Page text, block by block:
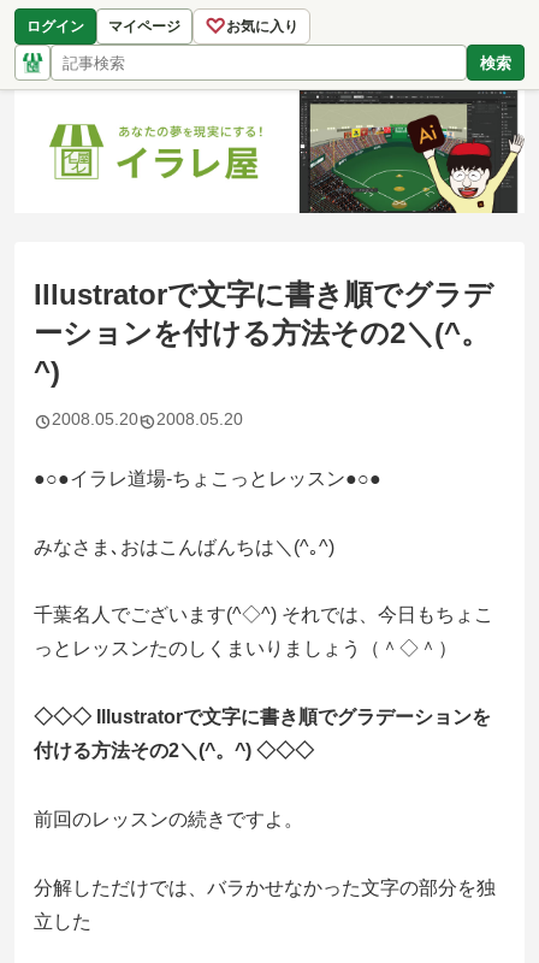
ログイン マイページ ♡お気に入り
検索
Illustratorで文字に書き順でグラデ
ーションを付ける方法その2＼(^。
^)
2008.05.20 2008.05.20
●○●イラレ道場-ちょこっとレッスン●○●
みなさま､おはこんばんちは＼(^｡^)
千葉名人でございます(^◇^) それでは、今日もちょこ
っとレッスンたのしくまいりましょう（＾◇＾）
◇◇◇ Illustratorで文字に書き順でグラデーションを
付ける方法その2＼(^。^) ◇◇◇
前回のレッスンの続きですよ。
分解しただけでは、バラかせなかった文字の部分を独
立した